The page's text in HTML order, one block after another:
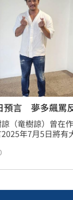
預言 夢多飆罵
（竜樹諒）曾在
年7月5日將有
強震來臨？對此來
跟預言，你那麼